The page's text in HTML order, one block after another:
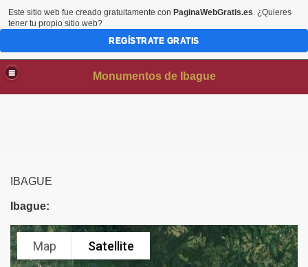
Monumentos de Ibague
IBAGUE
Ibague:
Este sitio web fue creado gratuitamente con PaginaWebGratis.es. ¿Quieres
tener tu propio sitio web?
REGÍSTRATE GRATIS